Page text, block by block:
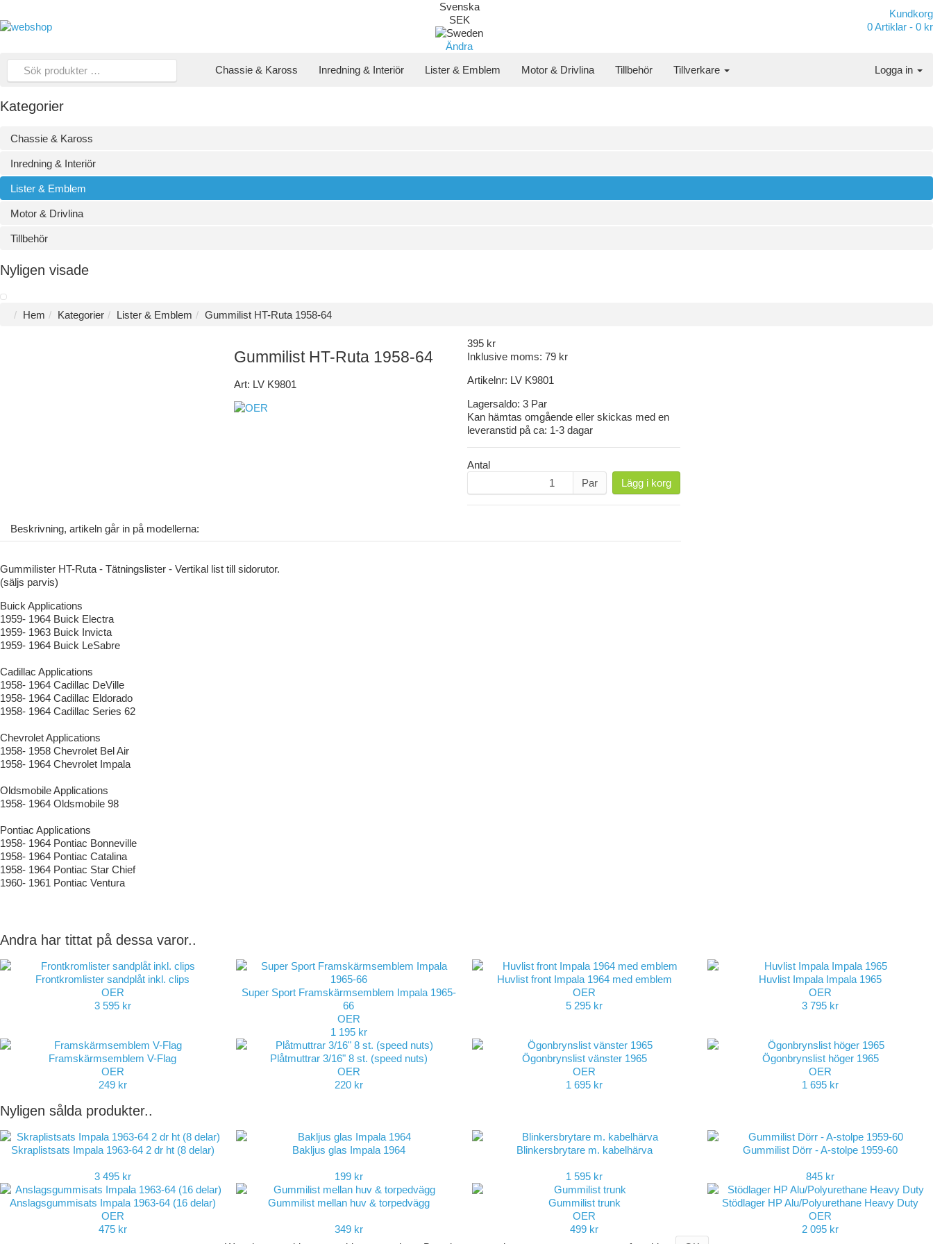
Svenska
SEK
Ändra
Kundkorg
0Artiklar - 0 kr
Chassie & Kaross Inredning & Interiör Lister & Emblem Motor & Drivlina Tillbehör Tillverkare Logga in
Kategorier
Chassie & Kaross
Inredning & Interiör
Lister & Emblem
Motor & Drivlina
Tillbehör
Nyligen visade
Hem Kategorier Lister & Emblem Gummilist HT-Ruta 1958-64
Gummilist HT-Ruta 1958-64
Art: LV K9801
395 kr
Inklusive moms:79 kr
Artikelnr: LV K9801
Lagersaldo:3 Par
Kan hämtas omgående eller skickas med en
leveranstid på ca: 1-3 dagar
Antal
Par
Lägg i korg
Beskrivning, artikeln går in på modellerna:
Gummilister HT-Ruta - Tätningslister - Vertikal list till sidorutor.
(säljs parvis)
Buick Applications
1959- 1964 Buick Electra
1959- 1963 Buick Invicta
1959- 1964 Buick LeSabre
Cadillac Applications
1958- 1964 Cadillac DeVille
1958- 1964 Cadillac Eldorado
1958- 1964 Cadillac Series 62
Chevrolet Applications
1958- 1958 Chevrolet Bel Air
1958- 1964 Chevrolet Impala
Oldsmobile Applications
1958- 1964 Oldsmobile 98
Pontiac Applications
1958- 1964 Pontiac Bonneville
1958- 1964 Pontiac Catalina
1958- 1964 Pontiac Star Chief
1960- 1961 Pontiac Ventura
Andra har tittat på dessa varor..
Frontkromlister sandplåt inkl. clips
OER
3 595 kr
Super Sport Framskärmsemblem Impala 1965-
66
OER
1 195 kr
Huvlist front Impala 1964 med emblem
OER
5 295 kr
Huvlist Impala Impala 1965
OER
3 795 kr
Framskärmsemblem V-Flag
OER
249 kr
Plåtmuttrar 3/16" 8 st. (speed nuts)
OER
220 kr
Ögonbrynslist vänster 1965
OER
1 695 kr
Ögonbrynslist höger 1965
OER
1 695 kr
Nyligen sålda produkter..
Skraplistsats Impala 1963-64 2 dr ht (8 delar)
3 495 kr
Bakljus glas Impala 1964
199 kr
Blinkersbrytare m. kabelhärva
1 595 kr
Gummilist Dörr - A-stolpe 1959-60
845 kr
Anslagsgummisats Impala 1963-64 (16 delar)
OER
475 kr
Gummilist mellan huv & torpedvägg
349 kr
Gummilist trunk
OER
499 kr
Stödlager HP Alu/Polyurethane Heavy Duty
OER
2 095 kr